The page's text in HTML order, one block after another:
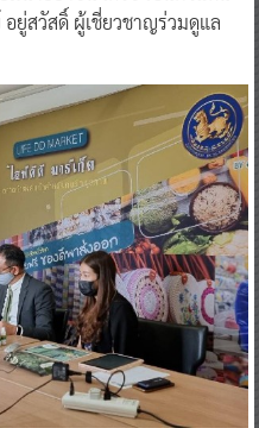
ยู่สวัสดิ์ ผู้เชี่ยวชาญร่วมดูแล